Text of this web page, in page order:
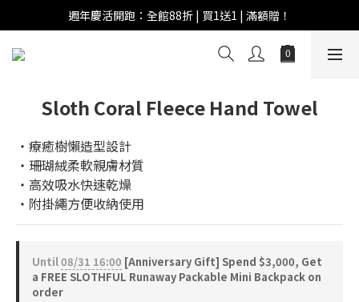
週年慶活開跑：全館88折 | 買1送1 | 滿額贈！
週年慶活開跑：全館88折 | 買1送1 | 滿額贈！
全館滿 $999 即享免運費！
Sloth Coral Fleece Hand Towel
‧療癒樹懶造型設計
‧珊瑚絨柔軟親膚材質
‧高效吸水快速乾燥
‧附掛繩方便收納使用
Until08/31 16:00 [Anniversary Gift] Spend $3,000, Get
a FREE SLOTHFUL Runaway Packable Mini Backpack on
order